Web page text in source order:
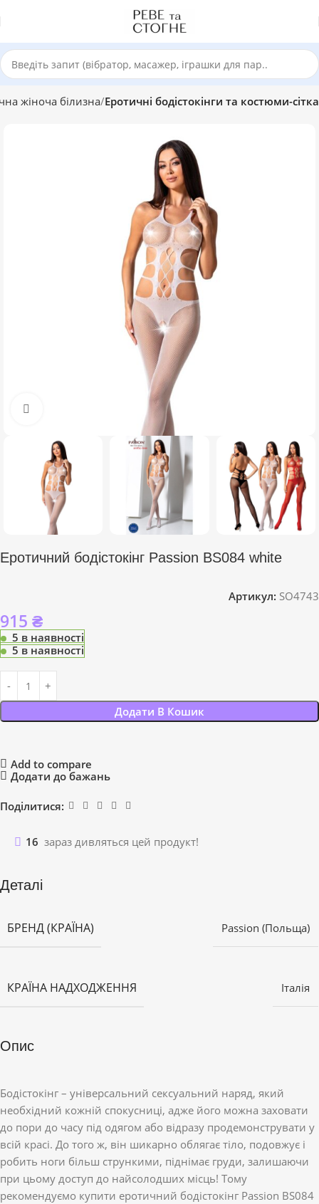
жіноча білизна Еротичні бодістокінги та костюми-сітка
Еротичний бодістокінг Passion BS084 white
Артикул: SO4743
915 ₴
5 в наявності
5 в наявності
Додати В Кошик
Add to compare
Додати до бажань
Поділитися:
16 зараз дивляться цей продукт!
Деталі
БРЕНД (КРАЇНА) Passion (Польща)
КРАЇНА НАДХОДЖЕННЯ Італія
Опис
Бодістокінг – універсальний сексуальний наряд, який
необхідний кожній спокусниці, адже його можна заховати
до пори до часу під одягом або відразу продемонструвати у
всій красі. До того ж, він шикарно облягає тіло, подовжує і
робить ноги більш стрункими, піднімає груди, залишаючи
при цьому доступ до найсолодших місць! Тому
рекомендуємо купити еротичний бодістокінг Passion BS084